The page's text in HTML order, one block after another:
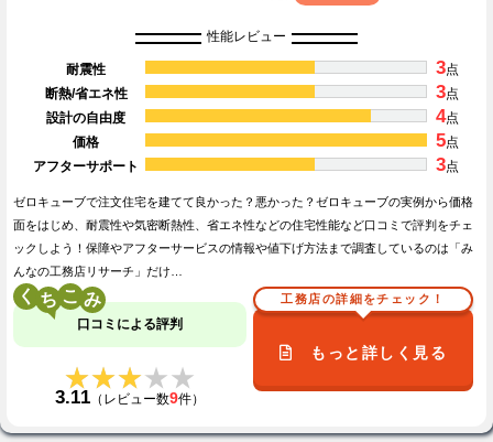
性能レビュー
耐震性 3点
断熱/省エネ性
3点
設計の自由度
4点
価格
5点
アフターサポート
3点
ゼロキューブで注文住宅を建てて良かった？悪かった？ゼロキューブの実例から価格
面をはじめ、耐震性や気密断熱性、省エネ性などの住宅性能など口コミで評判をチェ
ックしよう！保障やアフターサービスの情報や値下げ方法まで調査しているのは「み
んなの工務店リサーチ」だけ…
く こ
口コミによる評判
★★★★★
★★★★★
3.11 （レビュー数9件）
工務店の詳細をチェック！
もっと詳しく見る